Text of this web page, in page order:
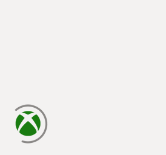
cargando